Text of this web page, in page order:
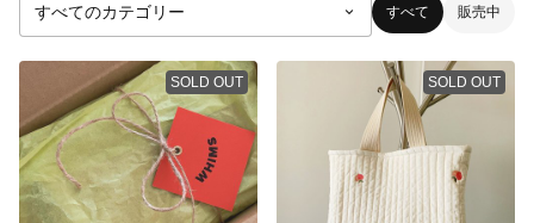
すべて 販売中
SOLD OUT SOLD OUT